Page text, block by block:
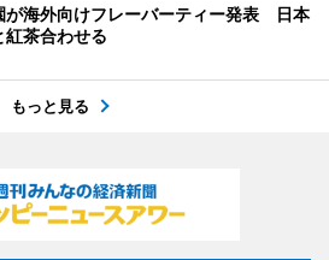
が海外向けフレーバーティー発表 日本
紅茶合わせる
もっと見る